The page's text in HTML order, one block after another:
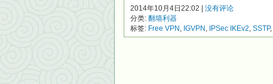
2014年10月4日22:02 | 没有评论
分类: 翻墙利器
标签: Free VPN , IGVPN , IPSec IKEv2, SSTP,